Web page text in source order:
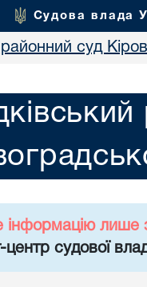
Судова влада
суд
інформацію лише
судової